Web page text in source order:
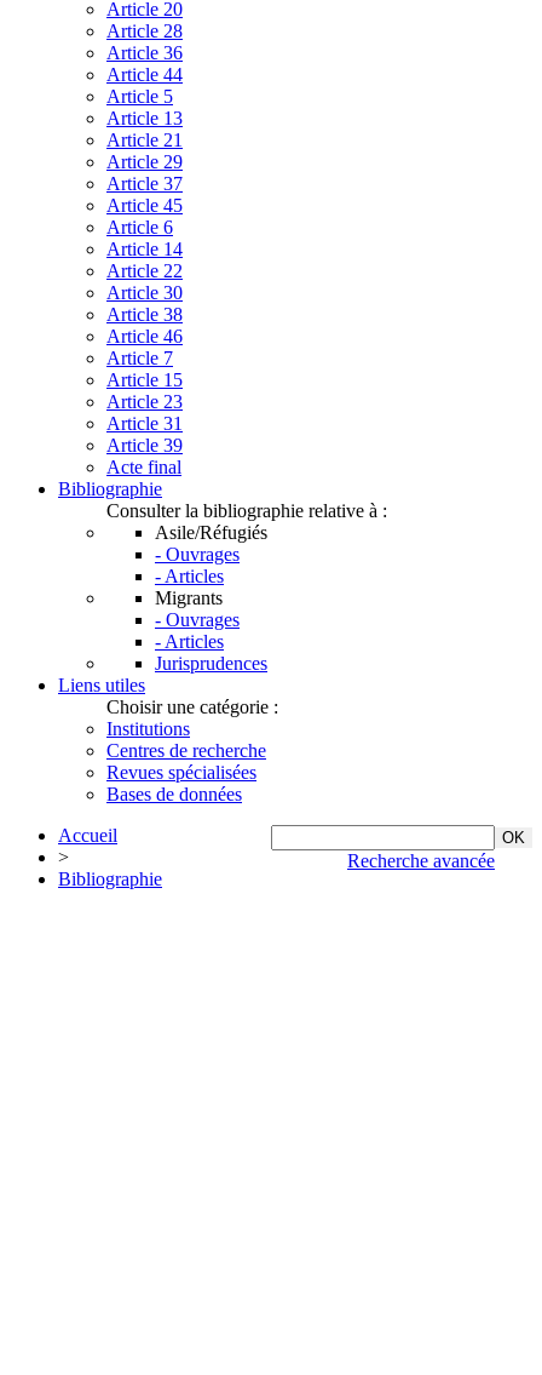
Article 20
Article 28
Article 36
Article 44
Article 5
Article 13
Article 21
Article 29
Article 37
Article 45
Article 6
Article 14
Article 22
Article 30
Article 38
Article 46
Article 7
Article 15
Article 23
Article 31
Article 39
Acte final
Bibliographie
Consulter la bibliographie relative à :
Asile/Réfugiés
- Ouvrages
- Articles
Migrants
- Ouvrages
- Articles
Jurisprudences
Liens utiles
Choisir une catégorie :
Institutions
Centres de recherche
Revues spécialisées
Bases de données
Recherche avancée
Accueil
>
Bibliographie